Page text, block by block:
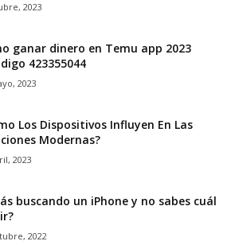
2023
ganar dinero en Temu app 2023
423355044
2023
Los Dispositivos Influyen En Las
Modernas?
2023
buscando un iPhone y no sabes cuál
2022